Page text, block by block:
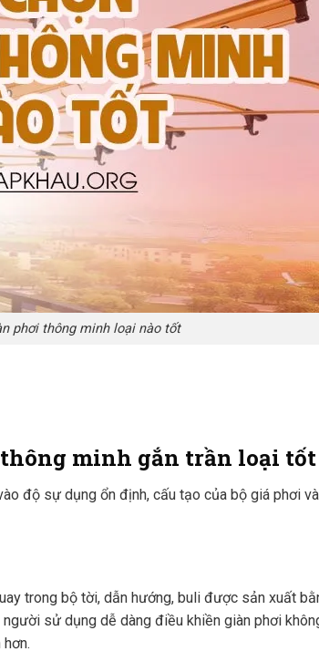
phơi thông minh loại nào tốt
minh gắn trần loại tốt
độ sự dụng ổn định, cấu tạo của bộ giá phơi
trong bộ tời, dẫn hướng, buli được sản xuất
sử dụng dễ dàng điều khiền giàn phơi